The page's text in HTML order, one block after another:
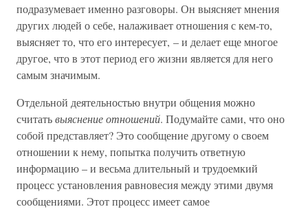
подразумевает именно разговоры. Он выясняет мнения
других людей о себе, налаживает отношения с кем-то,
выясняет то, что его интересует, – и делает еще многое
другое, что в этот период его жизни является для него
самым значимым.
Отдельной деятельностью внутри общения можно
считатьвыяснение отношений. Подумайте сами, что оно
собой представляет? Это сообщение другому о своем
отношении к нему, попытка получить ответную
информацию – и весьма длительный и трудоемкий
процесс установления равновесия между этими двумя
сообщениями. Этот процесс имеет самое